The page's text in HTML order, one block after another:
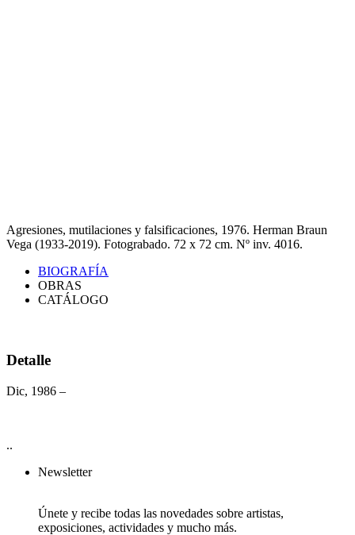
Agresiones, mutilaciones y falsificaciones, 1976. Herman Braun
Vega (1933-2019). Fotograbado. 72 x 72 cm. Nº inv. 4016.
BIOGRAFÍA
OBRAS
CATÁLOGO
Detalle
Dic, 1986 –
..
Newsletter
Únete y recibe todas las novedades sobre artistas,
exposiciones, actividades y mucho más.